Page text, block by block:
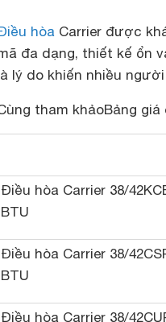
hòa Carrier được
đa dạng, thiết kế ổn
lý do khiến nhiều
tham khảoBảng giá
Điều hòa Carrier 38/
BTU
Điều hòa Carrier 38/
BTU
Điều hòa Carrier 38/